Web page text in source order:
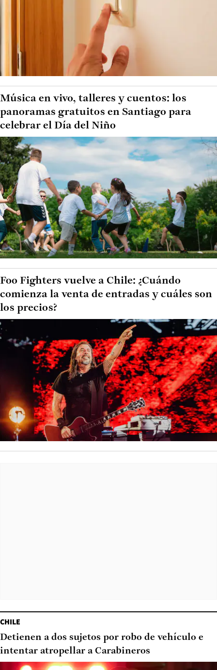
Música en vivo, talleres y cuentos: los
panoramas gratuitos en Santiago para
celebrar el Día del Niño
Foo Fighters vuelve a Chile: ¿Cuándo
comienza la venta de entradas y cuáles son
los precios?
CHILE
Detienen a dos sujetos por robo de vehículo e
intentar atropellar a Carabineros